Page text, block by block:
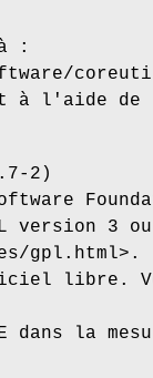
:
à l'aide
2)
version 3
gpl.html>.
libre.
dans la